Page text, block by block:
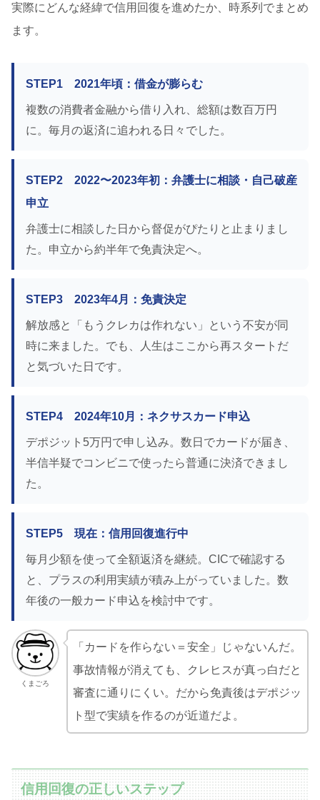
実際にどんな経緯で信用回復を進めたか、時系列でまとめ
ます。
STEP1 2021年頃：借金が膨らむ
複数の消費者金融から借り入れ、総額は数百万円
に。毎月の返済に追われる日々でした。
STEP2 2022〜2023年初：弁護士に相談・自己破産
申立
弁護士に相談した日から督促がぴたりと止まりまし
た。申立から約半年で免責決定へ。
STEP3 2023年4月：免責決定
解放感と「もうクレカは作れない」という不安が同
時に来ました。でも、人生はここから再スタートだ
と気づいた日です。
STEP4 2024年10月：ネクサスカード申込
デポジット5万円で申し込み。数日でカードが届き、
半信半疑でコンビニで使ったら普通に決済できまし
た。
STEP5 現在：信用回復進行中
毎月少額を使って全額返済を継続。CICで確認する
と、プラスの利用実績が積み上がっていました。数
年後の一般カード申込を検討中です。
くまごろ
「カードを作らない＝安全」じゃないんだ。
事故情報が消えても、クレヒスが真っ白だと
審査に通りにくい。だから免責後はデポジッ
ト型で実績を作るのが近道だよ。
信用回復の正しいステップ